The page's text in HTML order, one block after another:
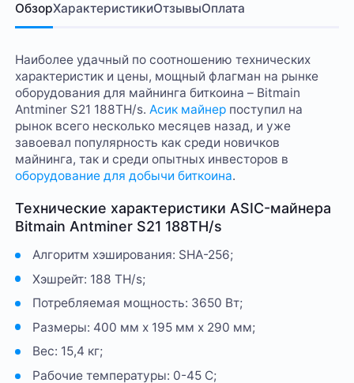
ОбзорХарактеристикиОтзывыОплата
Наиболее удачный по соотношению технических
характеристик и цены, мощный флагман на рынке
оборудования для майнинга биткоина – Bitmain
Antminer S21 188TH/s.Асик майнер поступил на
рынок всего несколько месяцев назад, и уже
завоевал популярность как среди новичков
майнинга, так и среди опытных инвесторов в
оборудование для добычи биткоина.
Технические характеристики ASIC-майнера
Bitmain Antminer S21 188TH/s
Алгоритм хэширования: SHA-256;
Хэшрейт: 188 TH/s;
Потребляемая мощность: 3650 Вт;
Размеры: 400 мм x 195 мм x 290 мм;
Вес: 15,4 кг;
Рабочие температуры: 0-45 С;